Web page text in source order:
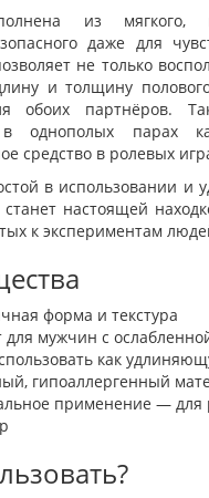
из мягкого,
даже для
не только
и толщину
обоих партнёров.
в однополых парах
средство в ролевых
в использовании и
станет настоящей
к экспериментам
форма и текстура
для мужчин с
как
гипоаллергенный
применение — для